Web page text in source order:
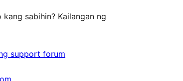
kang sabihin? Kailangan ng
support forum